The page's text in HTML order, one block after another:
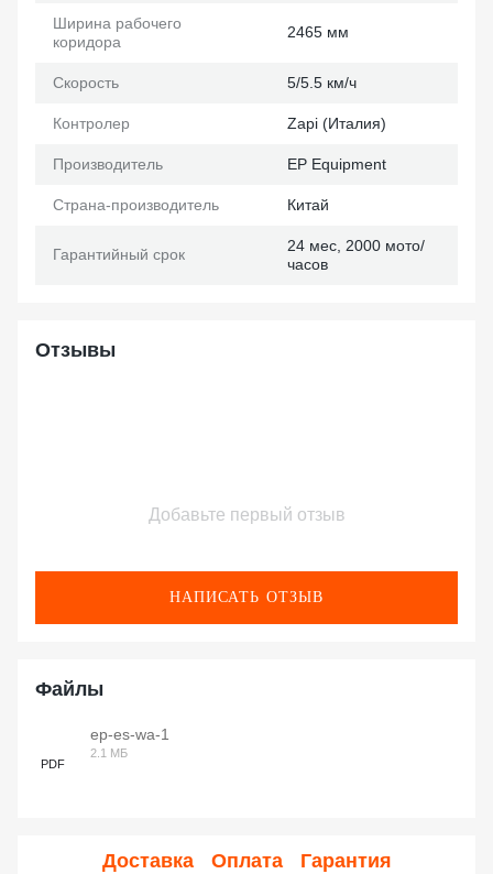
Ширина рабочего
коридора
2465 мм
Скорость 5/5.5 км/ч
Контролер Zapi (Италия)
Производитель EP Еquipment
Страна-производитель Китай
Гарантийный срок
24 мес, 2000 мото/
часов
Отзывы
Добавьте первый отзыв
НАПИСАТЬ ОТЗЫВ
Файлы
PDF
ep-es-wa-1
2.1 МБ
Доставка Оплата Гарантия